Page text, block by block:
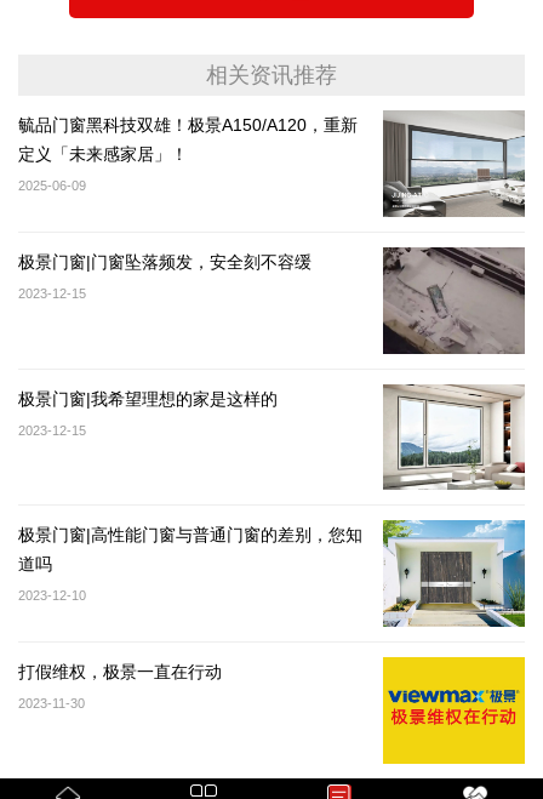
相关资讯推荐
毓品门窗黑科技双雄！极景A150/A120，重新
定义「未来感家居」！
2025-06-09
极景门窗|门窗坠落频发，安全刻不容缓
2023-12-15
极景门窗|我希望理想的家是这样的
2023-12-15
极景门窗|高性能门窗与普通门窗的差别，您知
道吗
2023-12-10
打假维权，极景一直在行动
2023-11-30